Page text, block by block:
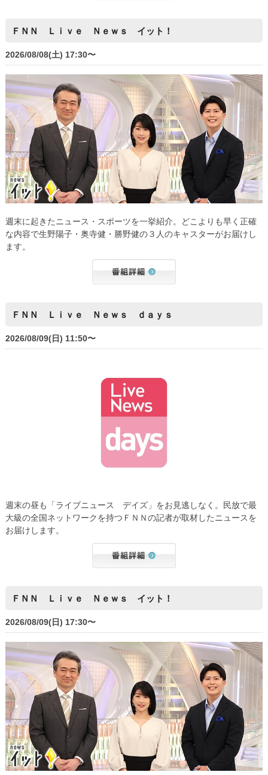
ＦＮＮ Ｌｉｖｅ Ｎｅｗｓ イット！
2026/08/08(土) 17:30〜
週末に起きたニュース・スポーツを一挙紹介。どこよりも早く正確
な内容で生野陽子・奥寺健・勝野健の３人のキャスターがお届けし
ます。
ＦＮＮ Ｌｉｖｅ Ｎｅｗｓ ｄａｙｓ
2026/08/09(日) 11:50〜
週末の昼も「ライブニュース デイズ」をお見逃しなく。民放で最
大級の全国ネットワークを持つＦＮＮの記者が取材したニュースを
お届けします。
ＦＮＮ Ｌｉｖｅ Ｎｅｗｓ イット！
2026/08/09(日) 17:30〜